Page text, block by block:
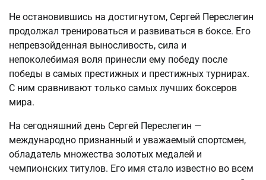
Не остановившись на достигнутом, Сергей Переслегин
продолжал тренироваться и развиваться в боксе. Его
непревзойденная выносливость, сила и
непоколебимая воля принесли ему победу после
победы в самых престижных и престижных турнирах.
С ним сравнивают только самых лучших боксеров
мира.
На сегодняшний день Сергей Переслегин —
международно признанный и уважаемый спортсмен,
обладатель множества золотых медалей и
чемпионских титулов. Его имя стало известно во всем